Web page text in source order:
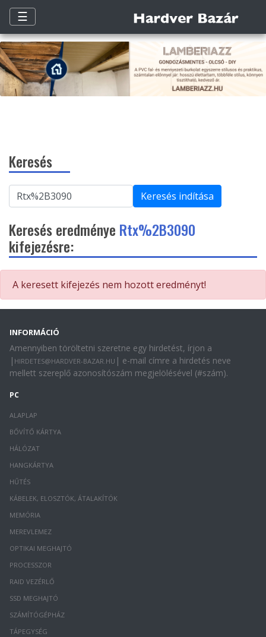
☰
Keresés
Keresés indítása
Keresés eredménye Rtx%2B3090
kifejezésre:
A keresett kifejezés nem hozott eredményt!
INFORMÁCIÓ
Amennyiben töröltetni szeretne egy hirdetést, írjon a
| HIRDETES@HARDVER-BAZAR.HU | e-mail címre a hirdetés neve
mellett szereplő azonosítószám megjelölésével (#szám).
PC
ALAPLAP
BŐVÍTŐ KÁRTYA
HÁLÓZAT
HANGKÁRTYA
HŰTÉS
KÁBELEK, ELOSZTÓK, ÁTALAKÍTÓK
MEMÓRIA
MEREVLEMEZ
OPTIKAI MEGHAJTÓ
PROCESSZOR
RAID VEZÉRLŐ
SSD MEGHAJTÓ
SZÁMÍTÓGÉPHÁZ
TÁPEGYSÉG